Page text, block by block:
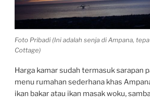
Foto Pribadi (Ini adalah senja di Ampana,
Cottage)
Harga kamar sudah termasuk sarapan
menu rumahan sederhana khas
ikan bakar atau ikan masak woku,